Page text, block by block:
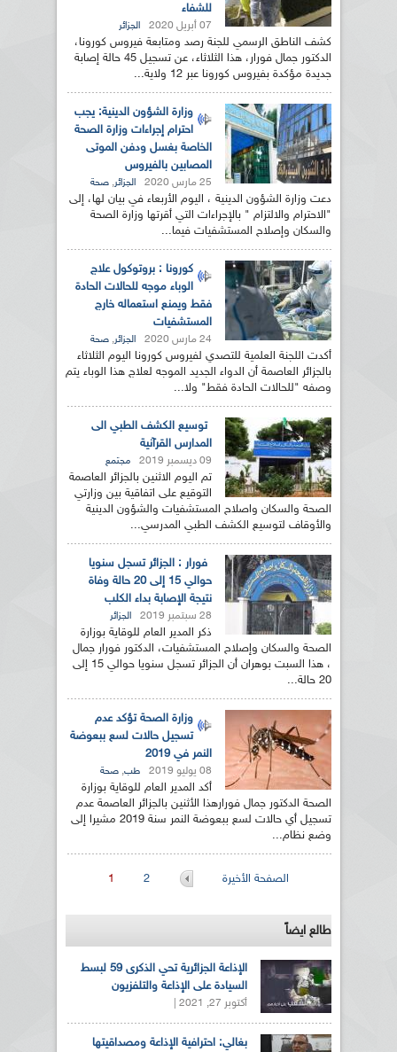
للشفاء
07 أبريل 2020 الجزائر
كشف الناطق الرسمي للجنة رصد ومتابعة فيروس كورونا،
الدكتور جمال فورار، هذا الثلاثاء، عن تسجيل 45 حالة إصابة
جديدة مؤكدة بفيروس كورونا عبر 12 ولاية...
وزارة الشؤون الدينية: يجب
احترام إجراءات وزارة الصحة
الخاصة بغسل ودفن الموتى
المصابين بالفيروس
25 مارس 2020 الجزائر, صحة
دعت وزارة الشؤون الدينية ، اليوم الأربعاء في بيان لها، إلى
"الاحترام والالتزام " بالإجراءات التي أقرتها وزارة الصحة
والسكان وإصلاح المستشفيات فيما...
كورونا : بروتوكول علاج
الوباء موجه للحالات الحادة
فقط ويمنع استعماله خارج
المستشفيات
24 مارس 2020 الجزائر, صحة
أكدت اللجنة العلمية للتصدي لفيروس كورونا اليوم الثلاثاء
بالجزائر العاصمة أن الدواء الجديد الموجه لعلاج هذا الوباء يتم
وصفه "للحالات الحادة فقط" ولا...
توسيع الكشف الطبي الى
المدارس القرآنية
09 ديسمبر 2019 مجتمع
تم اليوم الاثنين بالجزائر العاصمة
التوقيع على اتفاقية بين وزارتي
الصحة والسكان واصلاح المستشفيات والشؤون الدينية
والأوقاف لتوسيع الكشف الطبي المدرسي...
فورار : الجزائر تسجل سنويا
حوالي 15 إلى 20 حالة وفاة
نتيجة الإصابة بداء الكلب
28 سبتمبر 2019 الجزائر
ذكر المدير العام للوقاية بوزارة
الصحة والسكان وإصلاح المستشفيات، الدكتور فورار جمال
، هذا السبت بوهران أن الجزائر تسجل سنويا حوالي 15 إلى
20 حالة...
وزارة الصحة تؤكد عدم
تسجيل حالات لسع ببعوضة
النمر في 2019
08 يوليو 2019 طب, صحة
أكد المدير العام للوقاية بوزارة
الصحة الدكتور جمال فورارهذا الأثنين بالجزائر العاصمة عدم
تسجيل أي حالات لسع ببعوضة النمر سنة 2019 مشيرا إلى
وضع نظام...
الصفحات 1 2 الصفحة الأخيرة
طالع ايضاً
الإذاعة الجزائرية تحي الذكرى 59 لبسط
السيادة على الإذاعة والتلفزيون
أكتوبر 27, 2021 |
بغالي: احترافية الإذاعة ومصداقيتها